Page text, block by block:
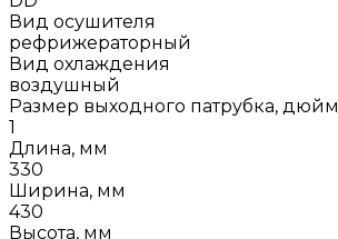
Вид осушителя
рефрижераторный
Вид охлаждения
воздушный
Размер выходного патрубка, дюйм
1
Длина, мм
330
Ширина, мм
430
Высота, мм